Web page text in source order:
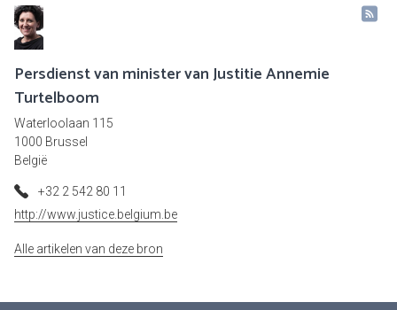
Persdienst van minister van Justitie Annemie
Turtelboom
Waterloolaan 115
1000 Brussel
België
+32 2 542 80 11
http://www.justice.belgium.be
Alle artikelen van deze bron